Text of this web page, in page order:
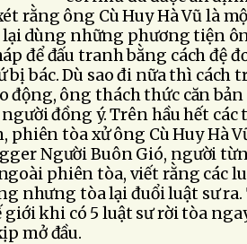
rằng ông Cù Huy Hà Vũ là
lại dùng những phương tiện
để đấu tranh bằng cách đệ
bác. Dù sao đi nữa thì cách
động, ông thách thức căn bản
đồng ý. Trên hầu hết
phiên tòa xử ông Cù Huy Hà
Người Buôn Gió, người
phiên tòa, viết rằng các
nhưng tòa lại đuổi luật sư ra.
giới khi có 5 luật sư rời tòa
mở đầu.